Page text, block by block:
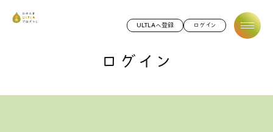
ひのたまULTLAプログラム
ULTLAへ登録 ログイン
ログイン